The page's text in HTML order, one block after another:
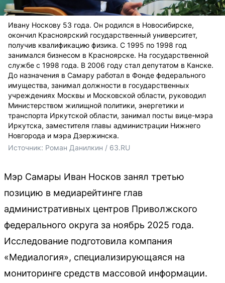
Ивану Носкову 53 года. Он родился в Новосибирске,
окончил Красноярский государственный университет,
получив квалификацию физика. С 1995 по 1998 год
занимался бизнесом в Красноярске. На государственной
службе с 1998 года. В 2006 году стал депутатом в Канске.
До назначения в Самару работал в Фонде федерального
имущества, занимал должности в государственных
учреждениях Москвы и Московской области, руководил
Министерством жилищной политики, энергетики и
транспорта Иркутской области, занимал посты вице-мэра
Иркутска, заместителя главы администрации Нижнего
Новгорода и мэра Дзержинска.
Источник: Роман Данилкин / 63.RU
Мэр Самары Иван Носков занял третью
позицию в медиарейтинге глав
административных центров Приволжского
федерального округа за ноябрь 2025 года.
Исследование подготовила компания
«Медиалогия», специализирующаяся на
мониторинге средств массовой информации.